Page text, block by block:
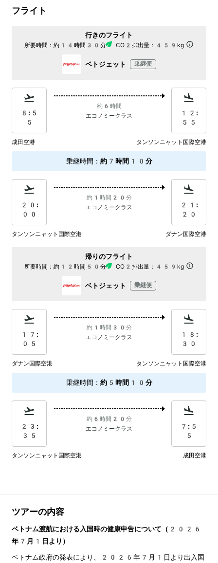
フライト
行きのフライト
所要時間： 約14時間30分 CO2排出量： 459kg
ベトジェット 乗継便
8:5
5
約6時間
エコノミークラス
12:
55
成田空港 タンソンニャット国際空港
乗継時間 ： 約7時間10分
20:
00
約1時間20分
エコノミークラス
21:
20
タンソンニャット国際空港 ダナン国際空港
帰りのフライト
所要時間： 約12時間50分 CO2排出量： 459kg
ベトジェット 乗継便
17:
05
約1時間30分
エコノミークラス
18:
30
ダナン国際空港 タンソンニャット国際空港
乗継時間 ： 約5時間10分
23:
35
約6時間20分
エコノミークラス
7:5
5
タンソンニャット国際空港 成田空港
ツアーの内容
ベトナム渡航における入国時の健康申告について（2026
年7月1日より）
ベトナム政府の発表により、2026年7月1日より出入国